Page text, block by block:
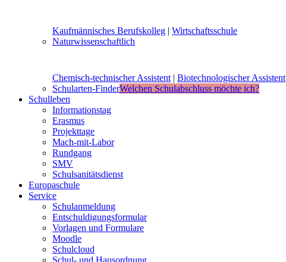
Kaufmännisches Berufskolleg | Wirtschaftsschule
Naturwissenschaftlich
Chemisch-technischer Assistent | Biotechnologischer Assistent
Schularten-FinderWelchen Schulabschluss möchte ich?
Schulleben
Informationstag
Erasmus
Projekttage
Mach-mit-Labor
Rundgang
SMV
Schulsanitätsdienst
Europaschule
Service
Schulanmeldung
Entschuldigungsformular
Vorlagen und Formulare
Moodle
Schulcloud
Schul- und Hausordnung